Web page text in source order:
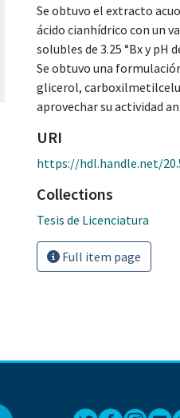
Se obtuvo el extracto
ácido cianhídrico con un
solubles de 3.25 °Bx y pH
Se obtuvo una
glicerol,
aprovechar su actividad
URI
https://hdl.handle.net/
Collections
Tesis de Licenciatura
Full item page